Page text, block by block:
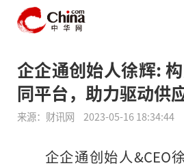
企企通创始人徐辉:
同平台，助力驱动供
来源：财讯网 2023-05-16 18:34:44
企企通创始人&CEO